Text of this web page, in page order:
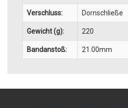
Verschluss: Dornschließe
Gewicht (g): 220
Bandanstoß: 21.00mm